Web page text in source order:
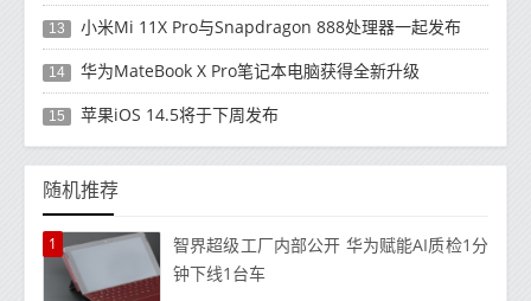
13 小米Mi 11X Pro与Snapdragon 888处理器一起发布
14 华为MateBook X Pro笔记本电脑获得全新升级
15 苹果iOS 14.5将于下周发布
随机推荐
1
智界超级工厂内部公开 华为赋能AI质检1分
钟下线1台车